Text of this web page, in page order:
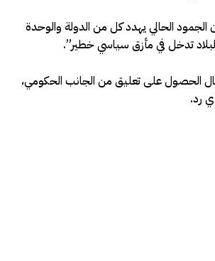
الحالي يهدد كل من الدولة والوحدة
تدخل في مأزق سياسي خطير”.
الحصول على تعليق من الجانب الحكومي،
رد.